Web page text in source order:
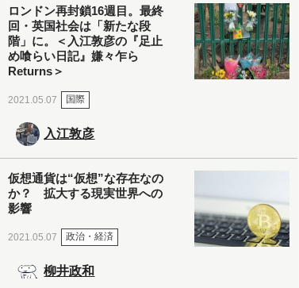
ロンドン再封鎖16週目。最終
回・英国社会は「新たな段
階」に。＜入江敦彦の『足止
め喰らい日記』嫌々乍ら
Returns＞
2021.05.07 国際
入江敦彦
仮想通貨は“仮想”な存在なの
か？ 拡大する現実世界への
影響
2021.05.07 政治・経済
柳井政和